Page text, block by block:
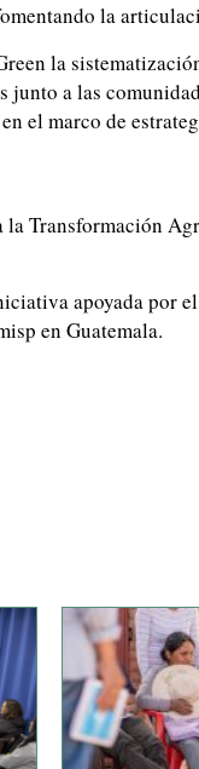
la
la
a las
el marco de
Transformación
apoyada por el
en Guatemala.